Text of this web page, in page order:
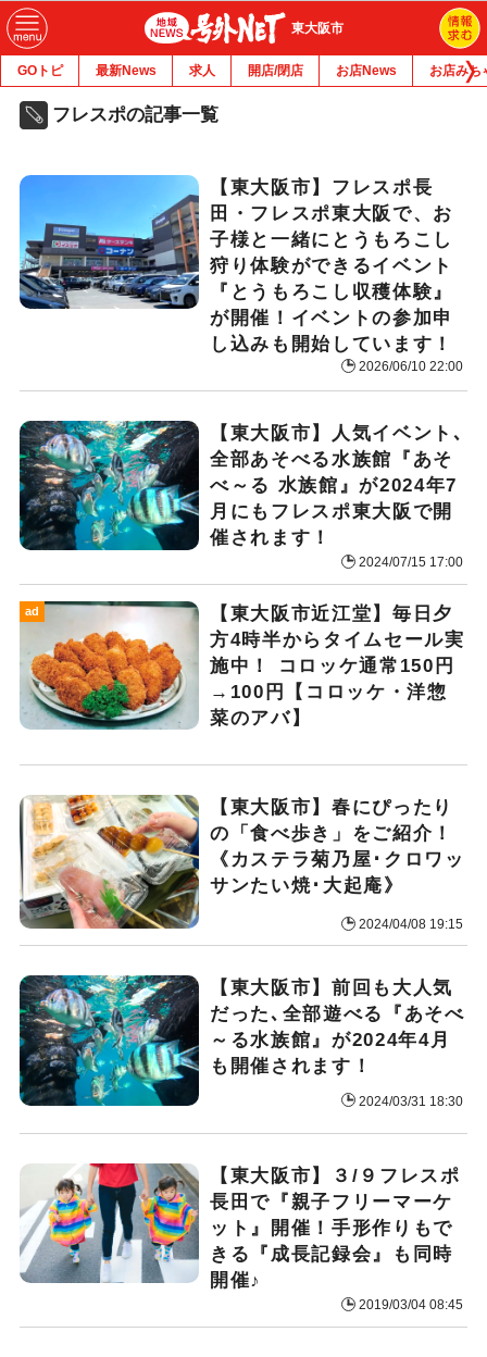
東大阪市
GOトピ 最新News 求人 開店/閉店 お店News お店みち
フレスポの記事一覧
【東大阪市】フレスポ長
田・フレスポ東大阪で、お
子様と一緒にとうもろこし
狩り体験ができるイベント
『とうもろこし収穫体験』
が開催！イベントの参加申
し込みも開始しています！
2026/06/10 22:00
【東大阪市】人気イベント､
全部あそべる水族館『あそ
べ～る 水族館』が2024年7
月にもフレスポ東大阪で開
催されます！
2024/07/15 17:00
ad
【東大阪市近江堂】毎日夕
方4時半からタイムセール実
施中！ コロッケ通常150円
→100円【コロッケ・洋惣
菜のアバ】
【東大阪市】春にぴったり
の「食べ歩き」をご紹介！
《カステラ菊乃屋･クロワッ
サンたい焼･大起庵》
2024/04/08 19:15
【東大阪市】前回も大人気
だった､全部遊べる『あそべ
～る水族館』が2024年4月
も開催されます！
2024/03/31 18:30
【東大阪市】３/９フレスポ
長田で『親子フリーマーケ
ット』開催！手形作りもで
きる『成長記録会』も同時
開催♪
2019/03/04 08:45